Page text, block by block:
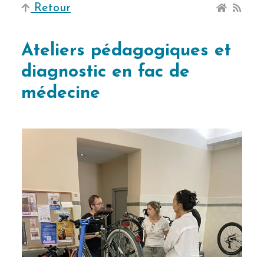
Retour
Ateliers pédagogiques et
diagnostic en fac de
médecine